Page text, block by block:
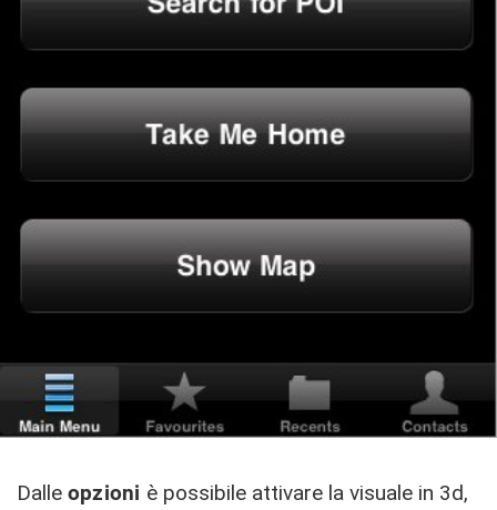
Dalle opzioni è possibile attivare la visuale in 3d,